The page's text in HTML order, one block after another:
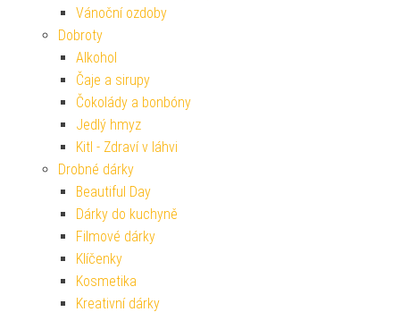
Vánoční ozdoby
Dobroty
Alkohol
Čaje a sirupy
Čokolády a bonbóny
Jedlý hmyz
Kitl - Zdraví v láhvi
Drobné dárky
Beautiful Day
Dárky do kuchyně
Filmové dárky
Klíčenky
Kosmetika
Kreativní dárky